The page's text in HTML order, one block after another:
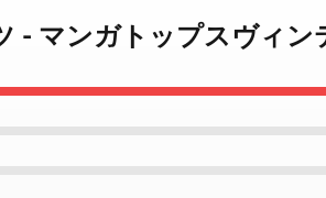
- マンガトップスヴィン